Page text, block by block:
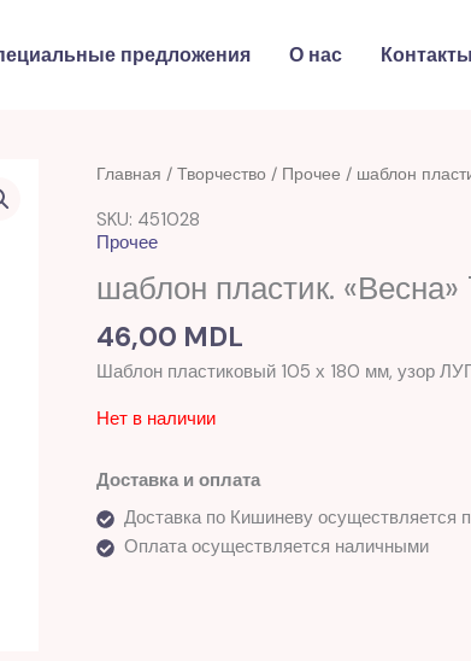
предложения О нас Контакты
Главная / Творчество / Прочее / шаблон
SKU: 451028
Прочее
шаблон пластик.
46,00 MDL
Шаблон пластиковый 105 х 180 мм, узор
Нет в наличии
Доставка и оплата
Доставка по Кишиневу осуществляется
Оплата осуществляется наличными